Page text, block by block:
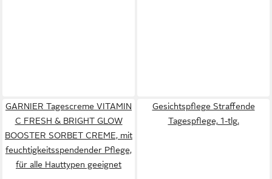
GARNIER Tagescreme VITAMIN
C FRESH & BRIGHT GLOW
BOOSTER SORBET CREME, mit
feuchtigkeitsspendender Pflege,
für alle Hauttypen geeignet
Gesichtspflege Straffende
Tagespflege, 1-tlg.